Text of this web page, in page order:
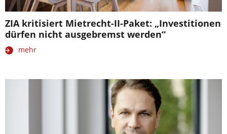
ZIA kritisiert Mietrecht-II-Paket: „Investitionen
dürfen nicht ausgebremst werden“
mehr